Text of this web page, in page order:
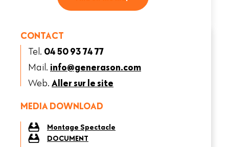
CONTACT
Tel. 04 50 93 74 77
Mail. info@generason.com
Web. Aller sur le site
MEDIA DOWNLOAD
Montage Spectacle
DOCUMENT